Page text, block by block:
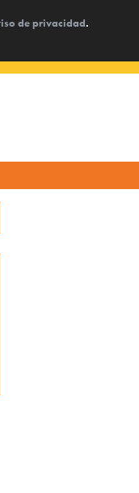
de privacidad.